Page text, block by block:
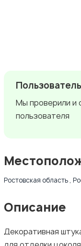
Мы проверили и
пользователя
Ростовская область ,
Описание
Декоративная